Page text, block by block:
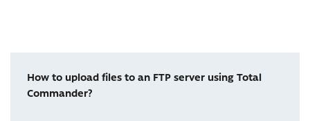
How to upload files to an FTP server using Total
Commander?